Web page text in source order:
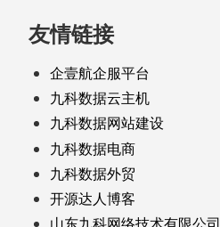
友情链接
企壹航企服平台
九科数据云主机
九科数据网站建设
九科数据电商
九科数据外贸
开源达人博客